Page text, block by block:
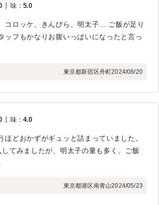
味：5.0
コロッケ、きんぴら、明太子... ご飯が足り
ッフもかなりお腹いっぱいになったと言っ
東京都新宿区舟町2024/08/20
味：4.0
どおかずがギュッと詰まっていました。
てみましたが、明太子の量も多く、ご飯
東京都港区南青山2024/05/23